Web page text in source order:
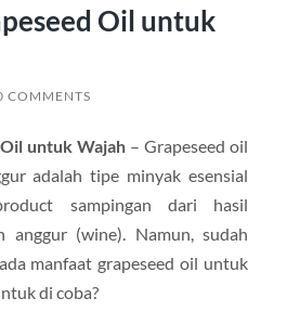
Oil untuk
COMMENTS
untuk Wajah – Grapeseed oil
adalah tipe minyak esensial
sampingan dari hasil
anggur (wine). Namun, sudah
manfaat grapeseed oil untuk
di coba?